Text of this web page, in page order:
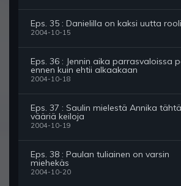
Eps. 35 : Danielilla on kaksi uutta
2004-10-15
Eps. 36 : Jennin aika parrasvaloissa
ennen kuin ehtii alkaakaan
2004-10-18
Eps. 37 : Saulin mielestä Annika
vääriä keiloja
2004-10-19
Eps. 38 : Paulan tuliainen on varsin
miehekäs
2004-10-20